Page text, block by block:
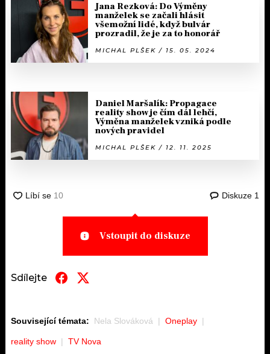
Jana Rezková: Do Výměny
manželek se začali hlásit
všemožní lidé, když bulvár
prozradil, že je za to honorář
MICHAL PLŠEK / 15. 05. 2024
Daniel Maršalík: Propagace
reality show je čím dál lehčí,
Výměna manželek vzniká podle
nových pravidel
MICHAL PLŠEK / 12. 11. 2025
Diskuze 1
Vstoupit do diskuze
Sdílejte
Související témata: Nela Slováková Oneplay
reality show TV Nova